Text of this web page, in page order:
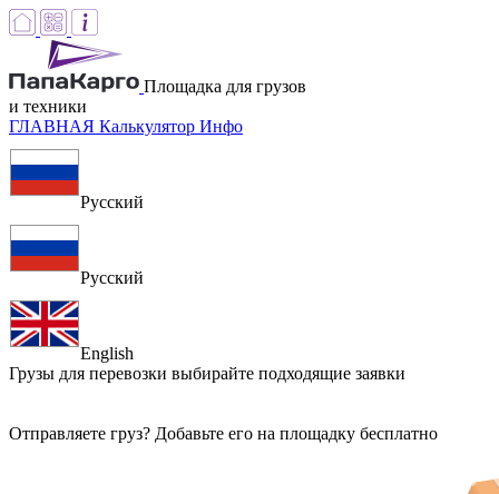
Площадка для грузов
и техники
ГЛАВНАЯ Калькулятор Инфо
Русский
Русский
English
Грузы для перевозки выбирайте подходящие заявки
Отправляете груз? Добавьте его на площадку бесплатно